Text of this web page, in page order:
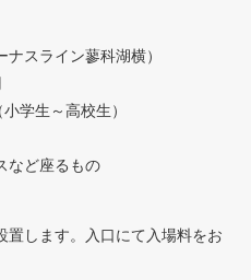
スライン蓼科湖横）
～高校生）
など座るもの
します。入口にて入場料をお